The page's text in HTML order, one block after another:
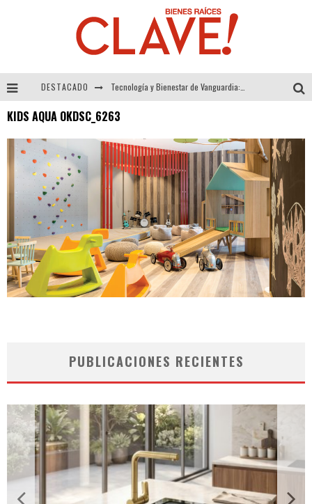
DESTACADO
Alexandra Bedoya – La Constancia detrás de La Paletería
El Despertar de la Calidez: Acabados Dorados de FV para Elevar tu Espacio
KIDS AQUA OKDSC_6263
PUBLICACIONES RECIENTES